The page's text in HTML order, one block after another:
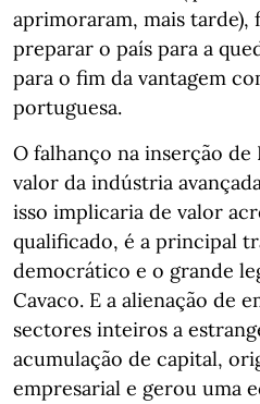
aprimoraram, mais tarde),
preparar o país para a
para o fim da vantagem
portuguesa.
O falhanço na inserção de
valor da indústria
isso implicaria de valor
qualificado, é a principal
democrático e o grande
Cavaco. E a alienação de
sectores inteiros a
acumulação de capital,
empresarial e gerou uma